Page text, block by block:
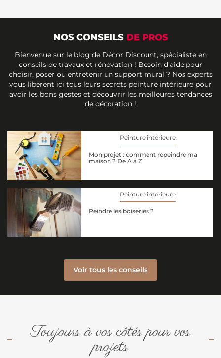
NOS CONSEILS DE PROS
Bienvenue sur le blog de Décor Discount, spécialiste en
conseils de travaux et rénovation ! Besoin d'aide pour
choisir, poser ou entretenir un support mural ? Nos experts
vous libèrent ici tous leurs secrets peinture intérieure pour
avoir les bons gestes et découvrir les meilleures tendances
de décoration !
Peinture intérieure
Mon projet : comment repeindre ma
maison ? De A à Z
Peinture intérieure
Peindre les boiseries ?
Voir tous les conseils
Toujours à vos côtés pour vos
projets